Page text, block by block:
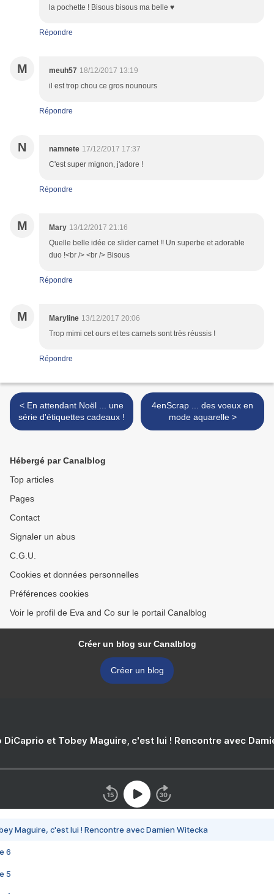
la pochette ! Bisous bisous ma belle ♥
Répondre
M meuh57 18/12/2017 13:19
il est trop chou ce gros nounours
Répondre
N namnete 17/12/2017 17:37
C'est super mignon, j'adore !
Répondre
M Mary 13/12/2017 21:16
Quelle belle idée ce slider carnet !! Un superbe et adorable
duo !<br /> <br /> Bisous
Répondre
M Maryline 13/12/2017 20:06
Trop mimi cet ours et tes carnets sont très réussis !
Répondre
< En attendant Noël ... une
série d'étiquettes cadeaux !
4enScrap ... des voeux en
mode aquarelle >
Hébergé par Canalblog
Top articles
Pages
Contact
Signaler un abus
C.G.U.
Cookies et données personnelles
Préférences cookies
Voir le profil de Eva and Co sur le portail Canalblog
Créer un blog sur Canalblog
Créer un blog
DiCaprio et Tobey Maguire, c'est lui ! Rencontre avec
Maguire, c'est lui ! Rencontre avec Damien Witecka
6
5